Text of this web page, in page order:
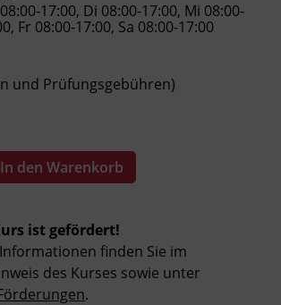
und Lastdiagramm lesen und
und Lastaufnahmemittel
und Lasten richtig
einsetzen.
und Besonderheiten eines
sowie Sicht- und
durchführen und
einordnen.
17:00, Di 08:00-17:00, Mi 08:00-
Fr 08:00-17:00, Sa 08:00-17:00
und Prüfungsgebühren)
In den Warenkorb
ist gefördert!
finden Sie im
des Kurses sowie unter
.